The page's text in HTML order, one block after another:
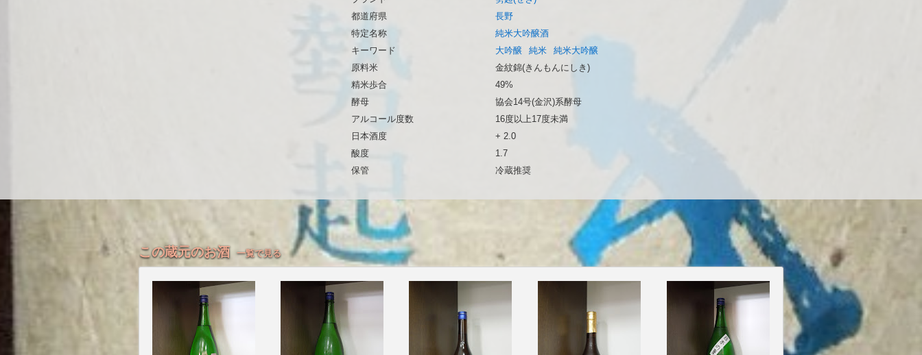
都道府県
長野
特定名称
純米大吟醸酒
キーワード
大吟醸 純米
純米大吟醸
原料米
金紋錦(きんもんにしき)
精米歩合
49%
酵母
協会14号(金沢)系酵母
アルコール度数
16度以上17度未満
日本酒度
+ 2.0
酸度
1.7
保管
冷蔵推奨
この蔵元のお酒 一覧で見る